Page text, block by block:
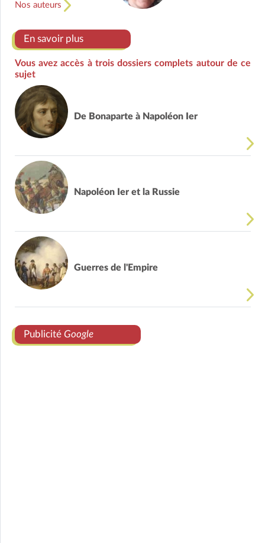
Nos auteurs
En savoir plus
Vous avez accès à trois dossiers complets autour de ce
sujet
De Bonaparte à Napoléon Ier
Napoléon Ier et la Russie
Guerres de l'Empire
Publicité Google